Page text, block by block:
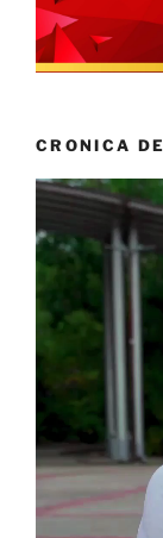
CRONICA
Reproductor
vídeo